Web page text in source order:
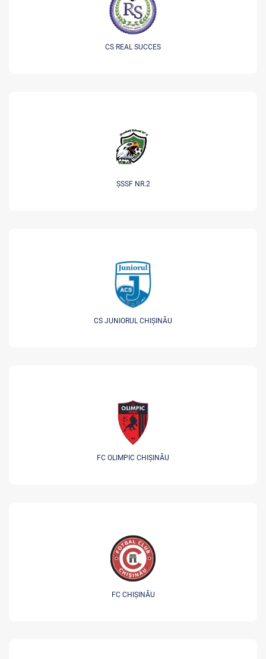
CS REAL SUCCES
ȘSSF NR.2
CS JUNIORUL CHIȘINĂU
FC OLIMPIC CHIȘINĂU
FC CHIȘINĂU